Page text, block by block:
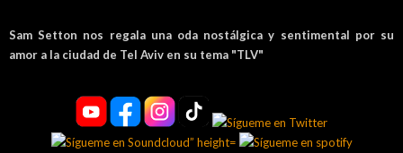
Sam Setton nos regala una oda nostálgica y sentimental por su
amor a la ciudad de Tel Aviv en su tema "TLV"